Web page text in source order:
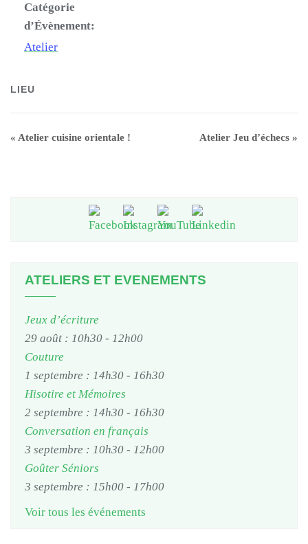
Catégorie
d’Évènement:
Atelier
LIEU
« Atelier cuisine orientale ! Atelier Jeu d’échecs »
ATELIERS ET EVENEMENTS
Jeux d’écriture
29 août : 10h30 - 12h00
Couture
1 septembre : 14h30 - 16h30
Hisotire et Mémoires
2 septembre : 14h30 - 16h30
Conversation en français
3 septembre : 10h30 - 12h00
Goûter Séniors
3 septembre : 15h00 - 17h00
Voir tous les événements